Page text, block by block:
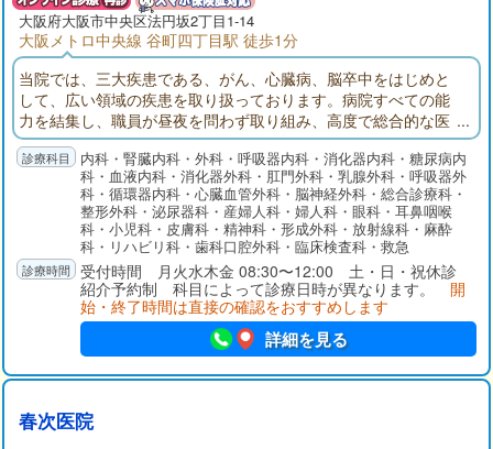
大阪府大阪市中央区法円坂2丁目1-14
大阪メトロ中央線 谷町四丁目駅 徒歩1分
当院では、三大疾患である、がん、心臓病、脳卒中をはじめと
して、広い領域の疾患を取り扱っております。病院すべての能
力を結集し、職員が昼夜を問わず取り組み、高度で総合的な医
療を提供しています。その中には、エイズ、C型肝炎などの感染
症や、高度救急救命医療、災害医療も含まれています。医師を
はじめ多くの医療職の育成、新薬や新しい医療機器の開発も推
進しています。
内科・腎臓内科・外科・呼吸器内科・消化器内科・糖尿病内
科・血液内科・消化器外科・肛門外科・乳腺外科・呼吸器外
科・循環器内科・心臓血管外科・脳神経外科・総合診療科・
整形外科・泌尿器科・産婦人科・婦人科・眼科・耳鼻咽喉
科・小児科・皮膚科・精神科・形成外科・放射線科・麻酔
科・リハビリ科・歯科口腔外科・臨床検査科・救急
受付時間 月火水木金 08:30〜12:00 土・日・祝休診
紹介予約制 科目によって診療日時が異なります。 開
始・終了時間は直接の確認をおすすめします
詳細を見る
春次医院